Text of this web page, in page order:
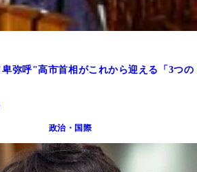
弥呼"高市首相がこれから迎える「3つの
政治・国際